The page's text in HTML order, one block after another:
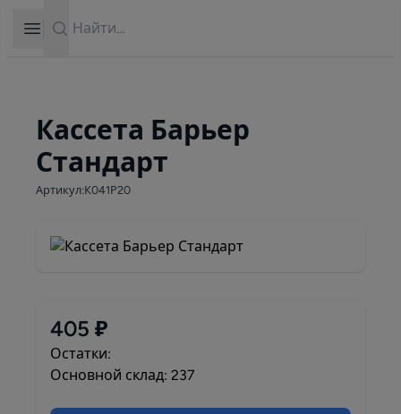
Open sidebar
Кассета Барьер
Стандарт
Артикул:К041Р20
405 ₽
Остатки:
Основной склад: 237